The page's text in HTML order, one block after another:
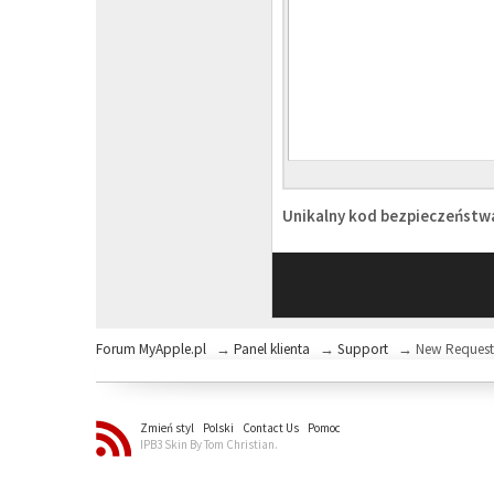
Unikalny kod
Forum MyApple.pl → Panel klienta → Support → New Request
Zmień styl Polski Contact Us
Pomoc
IPB3 Skin By Tom Christian.